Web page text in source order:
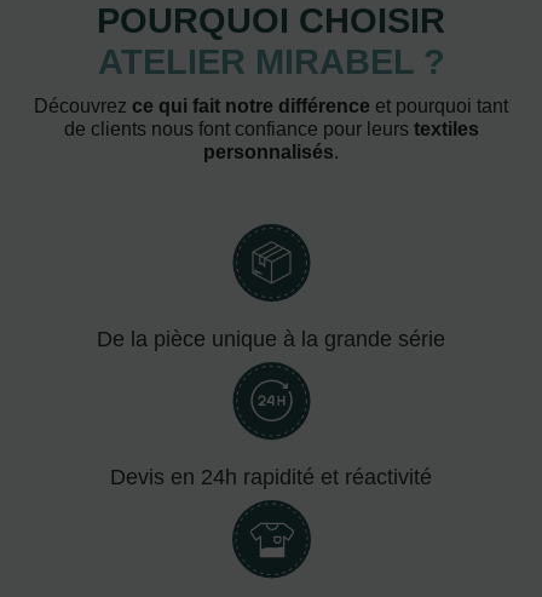
POURQUOI CHOISIR
ATELIER MIRABEL ?
Découvrez ce qui fait notre différence et pourquoi tant
de clients nous font confiance pour leurs textiles
personnalisés.
De la pièce unique à la grande série
Devis en 24h rapidité et réactivité